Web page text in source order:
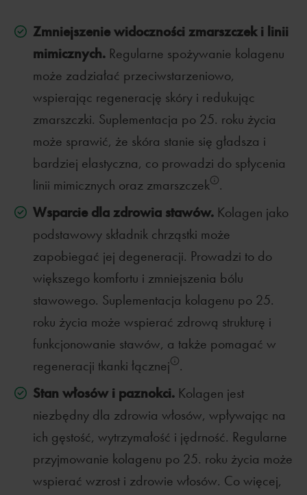
Zmniejszenie widoczności zmarszczek i linii
mimicznych. Regularne spożywanie kolagenu
może zadziałać przeciwstarzeniowo,
wspierając regenerację skóry i redukując
zmarszczki. Suplementacja po 25. roku życia
może sprawić, że skóra stanie się gładsza i
bardziej elastyczna, co prowadzi do spłycenia
linii mimicznych oraz zmarszczek
.
Wsparcie dla zdrowia stawów. Kolagen jako
podstawowy składnik chrząstki może
zapobiegać jej degeneracji. Prowadzi to do
większego komfortu i zmniejszenia bólu
stawowego. Suplementacja kolagenu po 25.
roku życia może wspierać zdrową strukturę i
funkcjonowanie stawów, a także pomagać w
regeneracji tkanki łącznej
.
Stan włosów i paznokci. Kolagen jest
niezbędny dla zdrowia włosów, wpływając na
ich gęstość, wytrzymałość i jędrność. Regularne
przyjmowanie kolagenu po 25. roku życia może
wspierać wzrost i zdrowie włosów. Co więcej,